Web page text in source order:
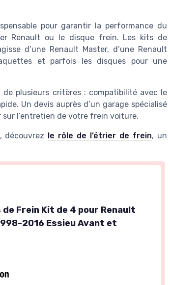
pour garantir la performance du
Renault ou le disque frein. Les kits de
d’une Renault Master, d’une Renault
et parfois les disques pour une
plusieurs critères : compatibilité avec le
Un devis auprès d’un garage spécialisé
sur l’entretien de votre frein voiture.
découvrez le rôle de l’étrier de frein, un
Frein Kit de 4 pour Renault
2016 Essieu Avant et